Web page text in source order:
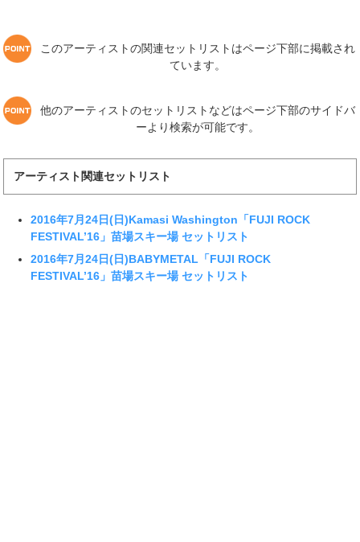
このアーティストの関連セットリストはページ下部に掲載され
ています。
他のアーティストのセットリストなどはページ下部のサイドバ
ーより検索が可能です。
アーティスト関連セットリスト
2016年7月24日(日)Kamasi Washington「FUJI ROCK
FESTIVAL’16」苗場スキー場 セットリスト
2016年7月24日(日)BABYMETAL「FUJI ROCK
FESTIVAL’16」苗場スキー場 セットリスト